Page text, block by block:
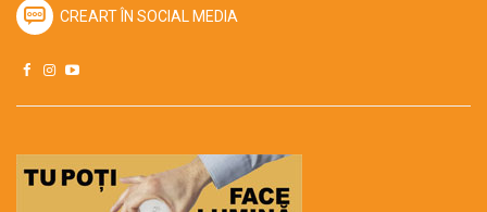
CREART ÎN SOCIAL MEDIA